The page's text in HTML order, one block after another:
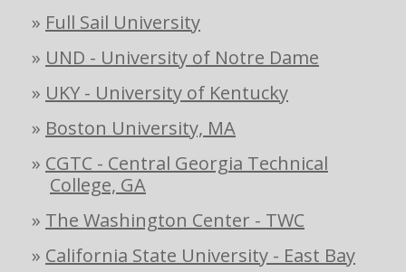
» Full Sail University
» UND - University of Notre Dame
» UKY - University of Kentucky
» Boston University, MA
» CGTC - Central Georgia Technical
College, GA
» The Washington Center - TWC
» California State University - East Bay